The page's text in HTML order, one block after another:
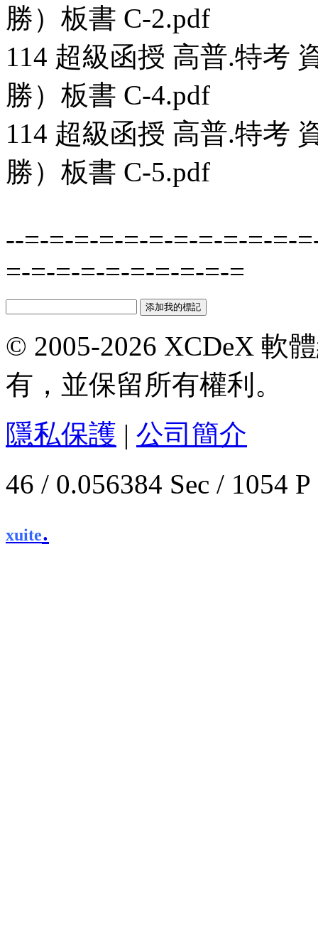
勝）板書 C-2.pdf
114 超級函授 高普.特考
勝）板書 C-4.pdf
114 超級函授 高普.特考
勝）板書 C-5.pdf
--=-=-=-=-=-=-=-=-=-=-=-
=-=-=-=-=-=-=-=-=-=
© 2005-2026 XCDeX 軟
有，並保留所有權利。
隱私保護 | 公司簡介
46 / 0.056384 Sec / 1054
xuite.